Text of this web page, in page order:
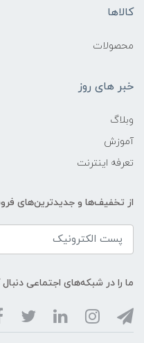
کالاها
محصولات
خبر های روز
وبلاگ
آموزش
تعرفه اینترنت
از تخفیف‌ها و جدیدترین‌های
ما را در شبکه‌های اجتماعی دنبال